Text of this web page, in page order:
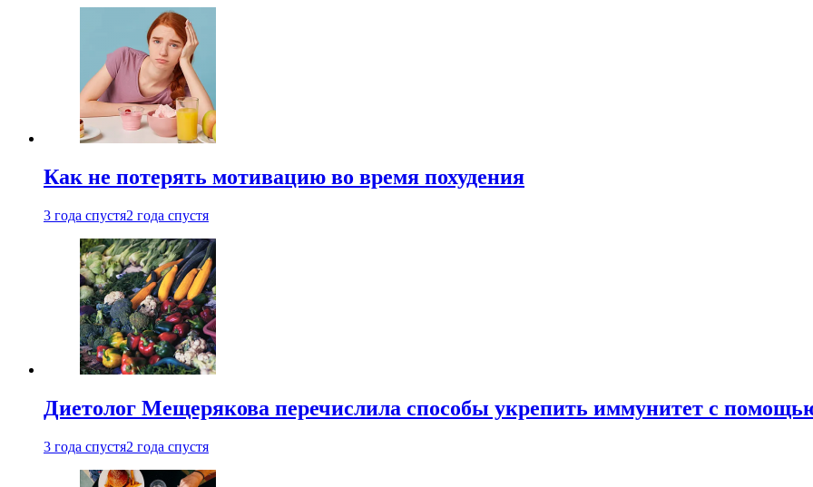
Как не потерять мотивацию во время похудения
3 года спустя2 года спустя
Диетолог Мещерякова перечислила способы укрепить иммунитет с
3 года спустя2 года спустя